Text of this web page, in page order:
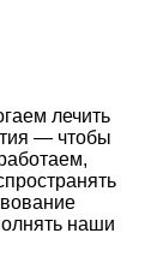
лечить
— чтобы
наши